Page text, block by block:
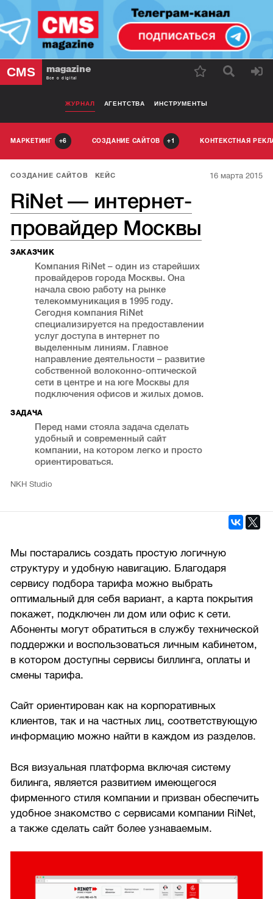
CMS magazine
Все о digital
ЖУРНАЛ АГЕНТСТВА ИНСТРУМЕНТЫ
МАРКЕТИНГ 6 СОЗДАНИЕ САЙТОВ 1 КОНТЕКСТНАЯ
СОЗДАНИЕ САЙТОВ КЕЙС 16 марта 2015
RiNet — интернет-
провайдер Москвы
ЗАКАЗЧИК
Компания RiNet – один из старейших
провайдеров города Москвы. Она
начала свою работу на рынке
телекоммуникация в 1995 году.
Сегодня компания RiNet
специализируется на предоставлении
услуг доступа в интернет по
выделенным линиям. Главное
направление деятельности – развитие
собственной волоконно-оптической
сети в центре и на юге Москвы для
подключения офисов и жилых домов.
ЗАДАЧА
Перед нами стояла задача сделать
удобный и современный сайт
компании, на котором легко и просто
ориентироваться.
NKH Studio
Мы постарались создать простую логичную
структуру и удобную навигацию. Благодаря
сервису подбора тарифа можно выбрать
оптимальный для себя вариант, а карта покрытия
покажет, подключен ли дом или офис к сети.
Абоненты могут обратиться в службу технической
поддержки и воспользоваться личным кабинетом,
в котором доступны сервисы биллинга, оплаты и
смены тарифа.
Сайт ориентирован как на корпоративных
клиентов, так и на частных лиц, соответствующую
информацию можно найти в каждом из разделов.
Вся визуальная платформа включая систему
билинга, является развитием имеющегося
фирменного стиля компании и призван обеспечить
удобное знакомство с сервисами компании RiNet,
а также сделать сайт более узнаваемым.